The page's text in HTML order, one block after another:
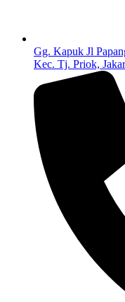
Gg. Kapuk Jl
Kec. Tj. Priok,